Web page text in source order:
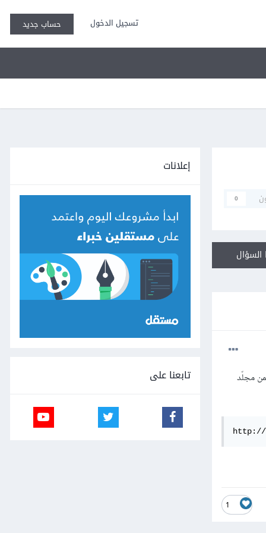
تسجيل الدخول حساب جديد
0
مجلّد
http://
1
إعلانات
تابعنا على